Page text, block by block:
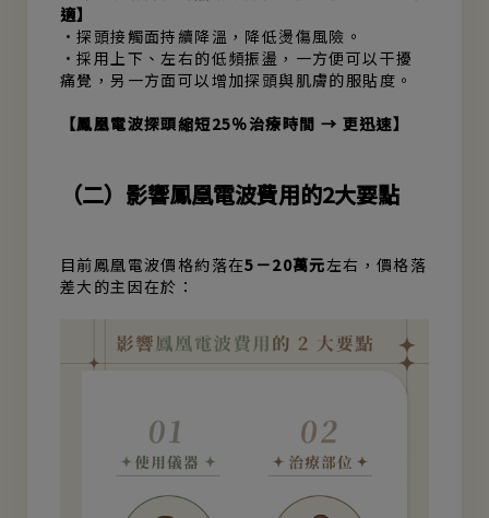
適】
•探頭接觸面持續降溫，降低燙傷風險。
•採用上下、左右的低頻振盪，一方便可以干擾
痛覺，另一方面可以增加探頭與肌膚的服貼度。
【鳳凰電波探頭縮短25％治療時間 → 更迅速】
（二）影響鳳凰電波費用的2大要點
目前鳳凰電波價格約落在5－20萬元左右，價格落
差大的主因在於：